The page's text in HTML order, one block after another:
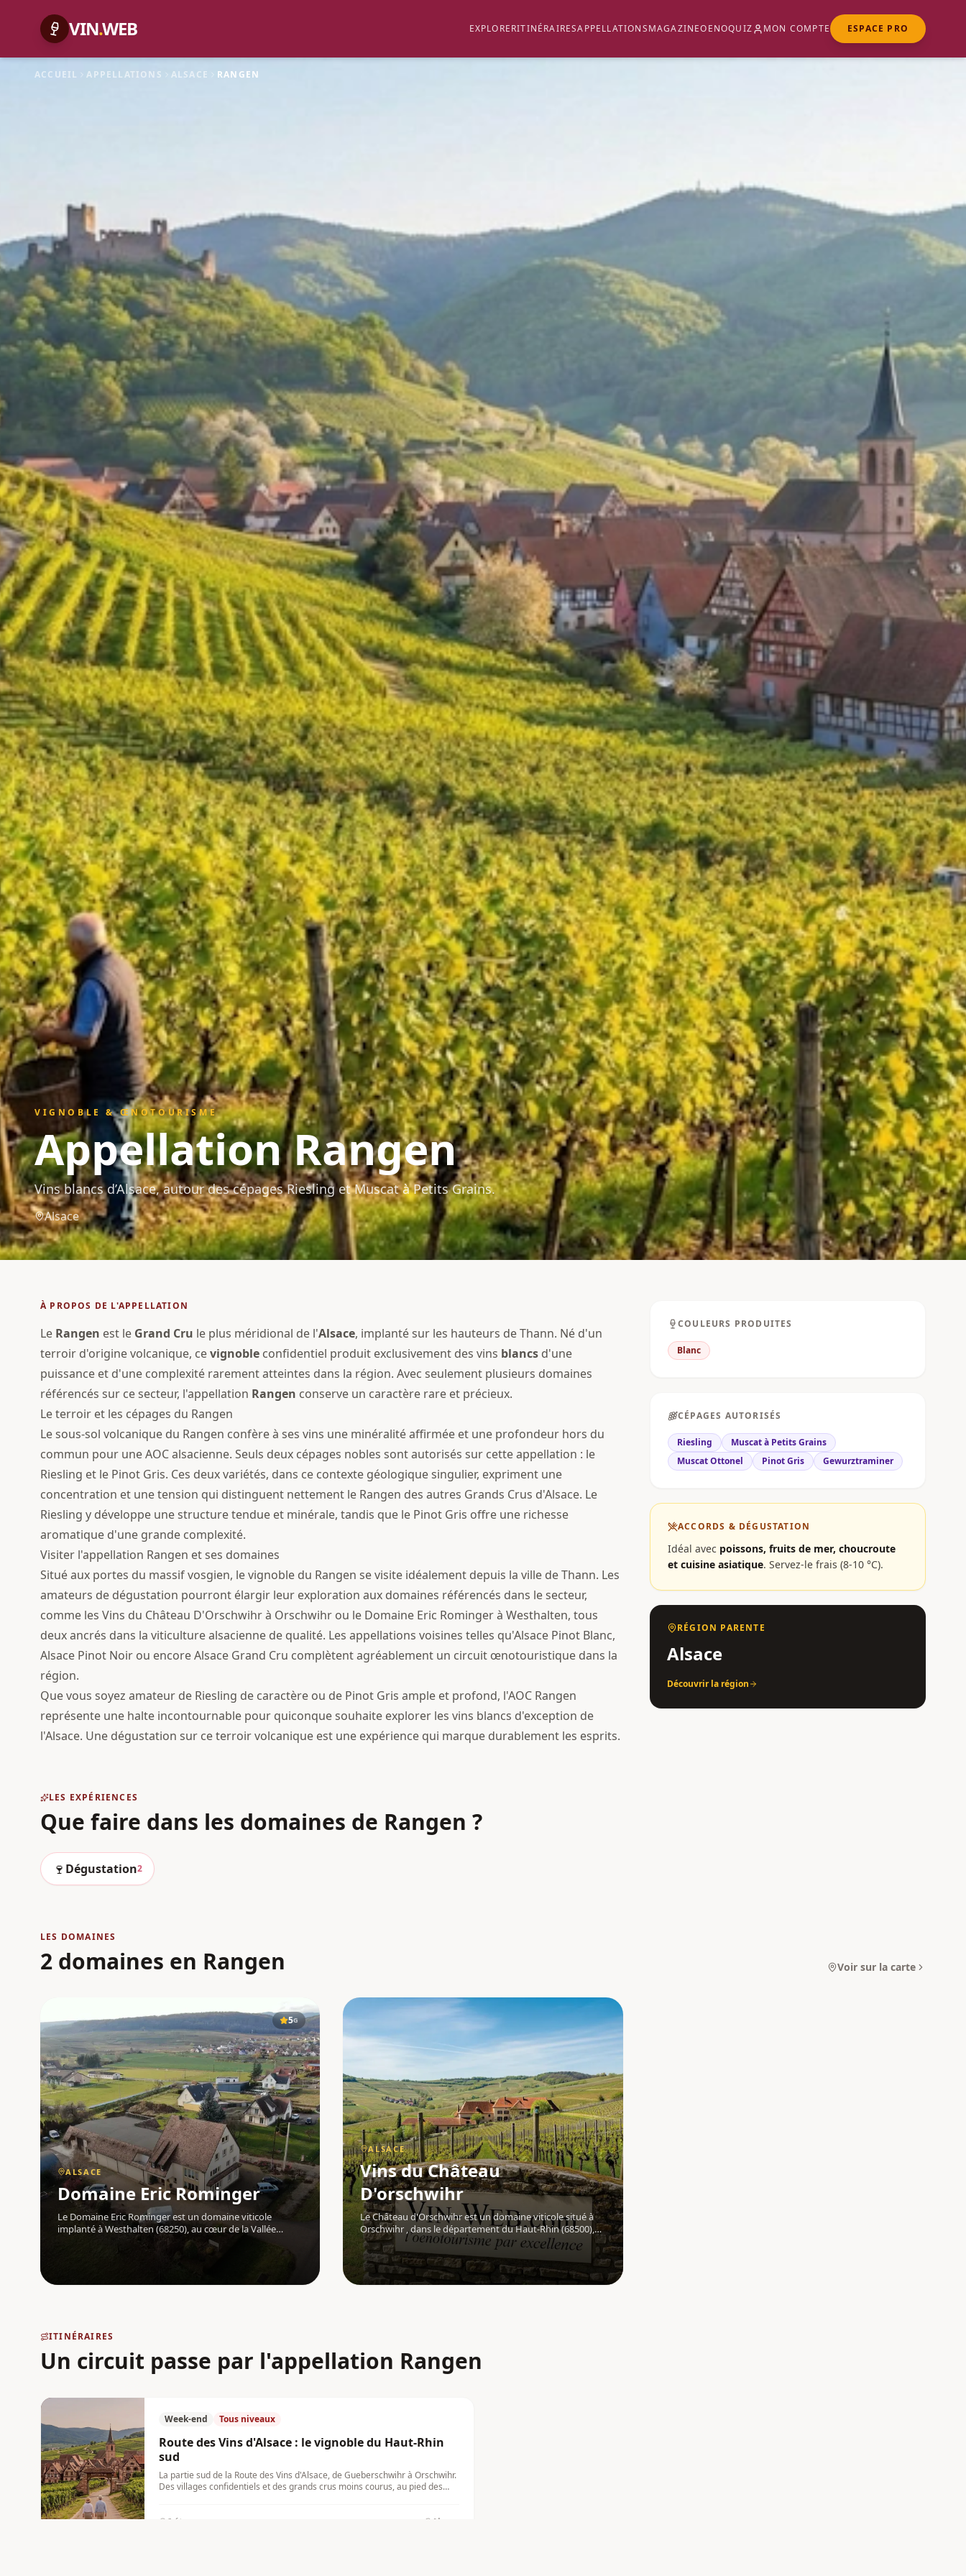
VIN.WEB EXPLORERITINÉRAIRESAPPELLATIONSMAGAZINEOENOQUIZ MON COMPTE ESPACE PRO
ACCUEIL APPELLATIONS ALSACE RANGEN
VIGNOBLE & ŒNOTOURISME
AppellationRangen
Vins blancs d’Alsace, autour des cépages Riesling et Muscat à Petits Grains.
Alsace
À PROPOS DE L'APPELLATION
Le Rangen est le Grand Cru le plus méridional de l'Alsace, implanté sur les hauteurs de Thann. Né d'un
terroir d'origine volcanique, cevignoble confidentiel produit exclusivement des vins blancs d'une
puissance et d'une complexité rarement atteintes dans la région. Avec seulement plusieurs domaines
référencés sur ce secteur, l'appellation Rangen conserve un caractère rare et précieux.
Le terroir et les cépages du Rangen
Le sous-sol volcanique du Rangen confère à ses vins une minéralité affirmée et une profondeur hors du
commun pour une AOC alsacienne. Seuls deux cépages nobles sont autorisés sur cette appellation : le
Riesling et le Pinot Gris. Ces deux variétés, dans ce contexte géologique singulier, expriment une
concentration et une tension qui distinguent nettement le Rangen des autres Grands Crus d'Alsace. Le
Riesling y développe une structure tendue et minérale, tandis que le Pinot Gris offre une richesse
aromatique d'une grande complexité.
Visiter l'appellation Rangen et ses domaines
Situé aux portes du massif vosgien, le vignoble du Rangen se visite idéalement depuis la ville de Thann. Les
amateurs de dégustation pourront élargir leur exploration aux domaines référencés dans le secteur,
comme les Vins du Château D'Orschwihr à Orschwihr ou le Domaine Eric Rominger à Westhalten, tous
deux ancrés dans la viticulture alsacienne de qualité. Les appellations voisines telles qu'Alsace Pinot Blanc,
Alsace Pinot Noir ou encore Alsace Grand Cru complètent agréablement un circuit œnotouristique dans la
région.
Que vous soyez amateur de Riesling de caractère ou de Pinot Gris ample et profond, l'AOC Rangen
représente une halte incontournable pour quiconque souhaite explorer les vins blancs d'exception de
l'Alsace. Une dégustation sur ce terroir volcanique est une expérience qui marque durablement les esprits.
COULEURS PRODUITES
Blanc
CÉPAGES AUTORISÉS
Riesling
Muscat à Petits Grains
Muscat Ottonel
Pinot Gris Gewurztraminer
ACCORDS & DÉGUSTATION
Idéal avec poissons, fruits de mer, choucroute
et cuisine asiatique. Servez-le frais (8-10 °C).
RÉGION PARENTE
Alsace
Découvrir la région
LES EXPÉRIENCES
Que faire dans les domaines de Rangen ?
🍷 Dégustation2
LES DOMAINES
2 domaines en Rangen Voir sur la carte
5G
ALSACE
Domaine Eric Rominger
Le Domaine Eric Rominger est un domaine viticole
implanté à Westhalten (68250), au cœur de la Vallée
Noble , en Alsace . Niché au pied du Grand Cru
Zinnkoepflé , culminant à 430 mètres, ce domaine
ALSACE
Vins du Château
D'orschwihr
Le Château d'Orschwihr est un domaine viticole situé à
Orschwihr , dans le département du Haut-Rhin (68500),
au cœur de la région Alsace . Installé dans un château
datant du XIIIe siècle , ce domaine familial conjugue
patrimoine historique
ITINÉRAIRES
Un circuit passe par l'appellation Rangen
Week-end Tous niveaux
Route des Vins d'Alsace : le vignoble du Haut-Rhin
sud
La partie sud de la Route des Vins d'Alsace, de Gueberschwihr à Orschwihr.
Des villages confidentiels et des grands crus moins courus, au pied des
6 étapes Alsace